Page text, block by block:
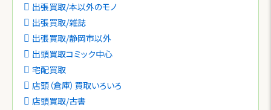
出張買取/本以外のモノ
出張買取/雑誌
出張買取/静岡市以外
出頭買取コミック中心
宅配買取
店頭（倉庫）買取いろいろ
店頭買取/古書